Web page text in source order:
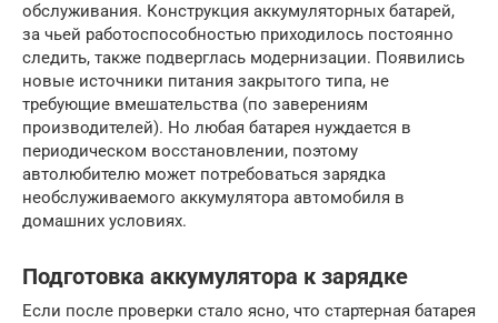
обслуживания. Конструкция аккумуляторных батарей,
за чьей работоспособностью приходилось постоянно
следить, также подверглась модернизации. Появились
новые источники питания закрытого типа, не
требующие вмешательства (по заверениям
производителей). Но любая батарея нуждается в
периодическом восстановлении, поэтому
автолюбителю может потребоваться зарядка
необслуживаемого аккумулятора автомобиля в
домашних условиях.
Подготовка аккумулятора к зарядке
Если после проверки стало ясно, что стартерная батарея